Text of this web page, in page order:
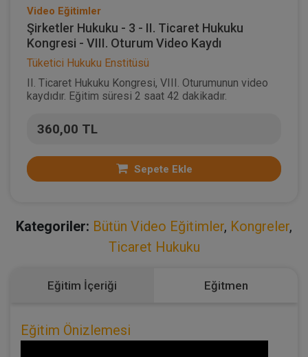
Video Eğitimler
Şirketler Hukuku - 3 - II. Ticaret Hukuku
Kongresi - VIII. Oturum Video Kaydı
Tüketici Hukuku Enstitüsü
II. Ticaret Hukuku Kongresi, VIII. Oturumunun video
kaydıdır. Eğitim süresi 2 saat 42 dakikadır.
360,00 TL
Sepete Ekle
Kategoriler: Bütün Video Eğitimler, Kongreler,
Ticaret Hukuku
Eğitim İçeriği Eğitmen
Eğitim Önizlemesi